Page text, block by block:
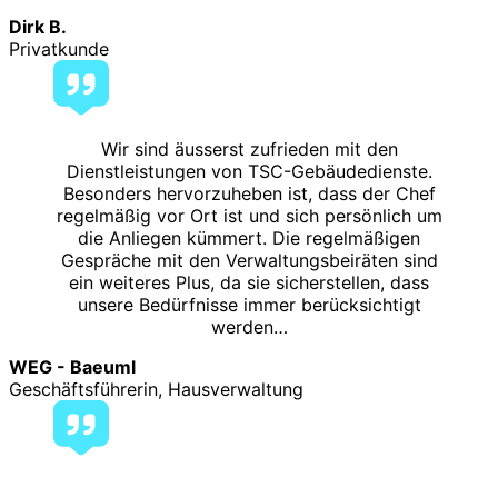
Dirk B.
Privatkunde
Wir sind äusserst zufrieden mit den
Dienstleistungen von TSC-Gebäudedienste.
Besonders hervorzuheben ist, dass der Chef
regelmäßig vor Ort ist und sich persönlich um
die Anliegen kümmert. Die regelmäßigen
Gespräche mit den Verwaltungsbeiräten sind
ein weiteres Plus, da sie sicherstellen, dass
unsere Bedürfnisse immer berücksichtigt
werden…
WEG - Baeuml
Geschäftsführerin, Hausverwaltung